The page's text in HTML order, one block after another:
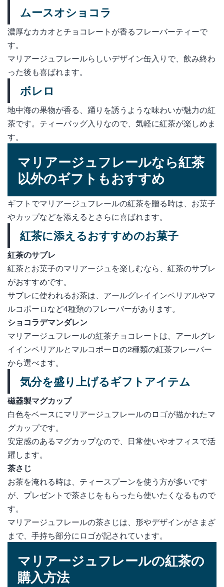
ムースオショコラ
濃厚なカカオとチョコレートが香るフレーバーティーで
す。
マリアージュフレールらしいデザイン缶入りで、飲み終わ
った後も喜ばれます。
ボレロ
地中海の果物が香る、踊りを誘うような味わいが魅力の紅
茶です。ティーバッグ入りなので、気軽に紅茶が楽しめま
す。
マリアージュフレールなら紅茶
以外のギフトもおすすめ
ギフトでマリアージュフレールの紅茶を贈る時は、お菓子
やカップなどを添えるとさらに喜ばれます。
紅茶に添えるおすすめのお菓子
紅茶のサブレ
紅茶とお菓子のマリアージュを楽しむなら、紅茶のサブレ
がおすすめです。
サブレに使われるお茶は、アールグレイインペリアルやマ
ルコポーロなど4種類のフレーバーがあります。
ショコラデマンダレン
マリアージュフレールの紅茶チョコレートは、アールグレ
イインペリアルとマルコポーロの2種類の紅茶フレーバー
から選べます。
気分を盛り上げるギフトアイテム
磁器製マグカップ
白色をベースにマリアージュフレールのロゴが描かれたマ
グカップです。
安定感のあるマグカップなので、日常使いやオフィスで活
躍します。
茶さじ
お茶を淹れる時は、ティースプーンを使う方が多いです
が、プレゼントで茶さじをもらったら使いたくなるもので
す。
マリアージュフレールの茶さじは、形やデザインがさまざ
まで、手持ち部分にロゴが記されています。
マリアージュフレールの紅茶の
購入方法